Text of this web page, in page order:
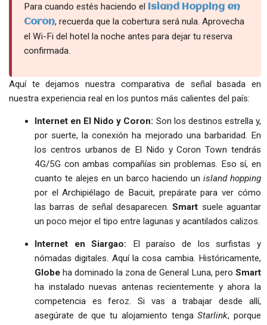
Para cuando estés haciendo el
Island Hopping en
Coron, recuerda que la cobertura será nula. Aprovecha
el Wi-Fi del hotel la noche antes para dejar tu reserva
confirmada.
Aquí te dejamos nuestra comparativa de señal basada en
nuestra experiencia real en los puntos más calientes del país:
Internet en El Nido y Coron: Son los destinos estrella y,
por suerte, la conexión ha mejorado una barbaridad. En
los centros urbanos de El Nido y Coron Town tendrás
4G/5G con ambas compañías sin problemas. Eso sí, en
cuanto te alejes en un barco haciendo un island hopping
por el Archipiélago de Bacuit, prepárate para ver cómo
las barras de señal desaparecen.Smart suele aguantar
un poco mejor el tipo entre lagunas y acantilados calizos.
Internet en Siargao: El paraíso de los surfistas y
nómadas digitales. Aquí la cosa cambia. Históricamente,
Globeha dominado la zona de General Luna, pero Smart
ha instalado nuevas antenas recientemente y ahora la
competencia es feroz. Si vas a trabajar desde allí,
asegúrate de que tu alojamiento tengaStarlink, porque